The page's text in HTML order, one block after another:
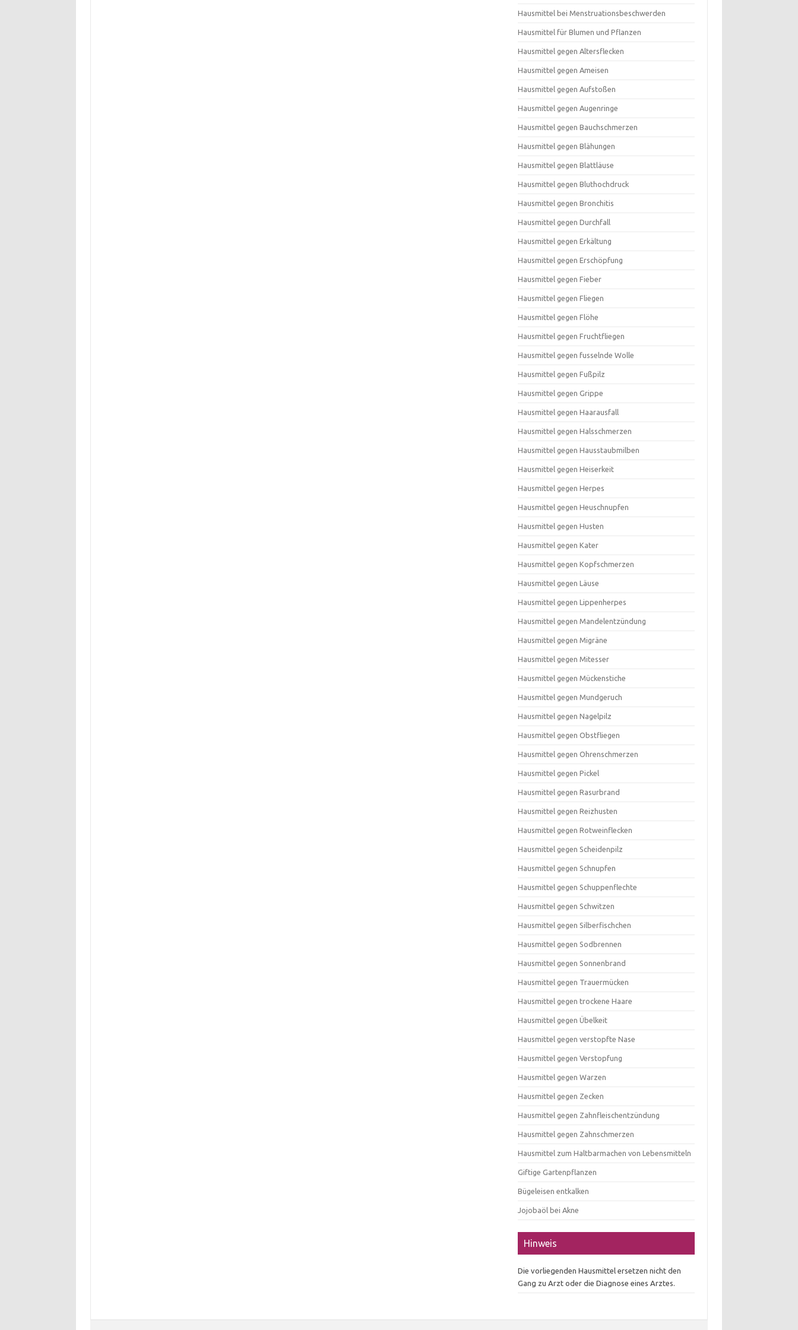
Hausmittel bei Menstruationsbeschwerden
Hausmittel für Blumen und Pflanzen
Hausmittel gegen Altersflecken
Hausmittel gegen Ameisen
Hausmittel gegen Aufstoßen
Hausmittel gegen Augenringe
Hausmittel gegen Bauchschmerzen
Hausmittel gegen Blähungen
Hausmittel gegen Blattläuse
Hausmittel gegen Bluthochdruck
Hausmittel gegen Bronchitis
Hausmittel gegen Durchfall
Hausmittel gegen Erkältung
Hausmittel gegen Erschöpfung
Hausmittel gegen Fieber
Hausmittel gegen Fliegen
Hausmittel gegen Flöhe
Hausmittel gegen Fruchtfliegen
Hausmittel gegen fusselnde Wolle
Hausmittel gegen Fußpilz
Hausmittel gegen Grippe
Hausmittel gegen Haarausfall
Hausmittel gegen Halsschmerzen
Hausmittel gegen Hausstaubmilben
Hausmittel gegen Heiserkeit
Hausmittel gegen Herpes
Hausmittel gegen Heuschnupfen
Hausmittel gegen Husten
Hausmittel gegen Kater
Hausmittel gegen Kopfschmerzen
Hausmittel gegen Läuse
Hausmittel gegen Lippenherpes
Hausmittel gegen Mandelentzündung
Hausmittel gegen Migräne
Hausmittel gegen Mitesser
Hausmittel gegen Mückenstiche
Hausmittel gegen Mundgeruch
Hausmittel gegen Nagelpilz
Hausmittel gegen Obstfliegen
Hausmittel gegen Ohrenschmerzen
Hausmittel gegen Pickel
Hausmittel gegen Rasurbrand
Hausmittel gegen Reizhusten
Hausmittel gegen Rotweinflecken
Hausmittel gegen Scheidenpilz
Hausmittel gegen Schnupfen
Hausmittel gegen Schuppenflechte
Hausmittel gegen Schwitzen
Hausmittel gegen Silberfischchen
Hausmittel gegen Sodbrennen
Hausmittel gegen Sonnenbrand
Hausmittel gegen Trauermücken
Hausmittel gegen trockene Haare
Hausmittel gegen Übelkeit
Hausmittel gegen verstopfte Nase
Hausmittel gegen Verstopfung
Hausmittel gegen Warzen
Hausmittel gegen Zecken
Hausmittel gegen Zahnfleischentzündung
Hausmittel gegen Zahnschmerzen
Hausmittel zum Haltbarmachen von Lebensmitteln
Giftige Gartenpflanzen
Bügeleisen entkalken
Jojobaöl bei Akne
Hinweis
Die vorliegenden Hausmittel ersetzen nicht den
Gang zu Arzt oder die Diagnose eines Arztes.